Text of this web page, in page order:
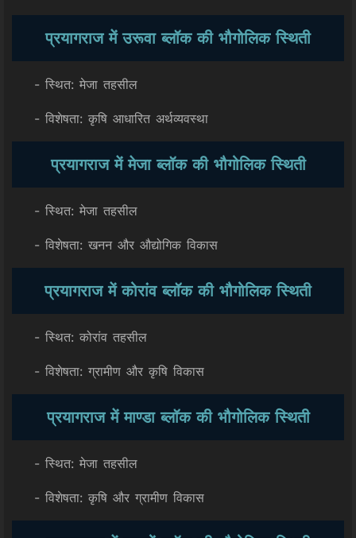
प्रयागराज में उरूवा ब्लॉक की भौगोलिक स्थिती
- स्थित: मेजा तहसील
- विशेषता: कृषि आधारित अर्थव्यवस्था
प्रयागराज में मेजा ब्लॉक की भौगोलिक स्थिती
- स्थित: मेजा तहसील
- विशेषता: खनन और औद्योगिक विकास
प्रयागराज में कोरांव ब्लॉक की भौगोलिक स्थिती
- स्थित: कोरांव तहसील
- विशेषता: ग्रामीण और कृषि विकास
प्रयागराज में माण्डा ब्लॉक की भौगोलिक स्थिती
- स्थित: मेजा तहसील
- विशेषता: कृषि और ग्रामीण विकास